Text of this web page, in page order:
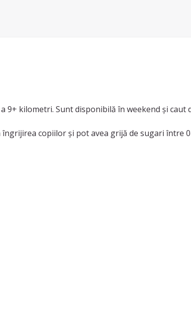
kilometri. Sunt disponibilă în weekend și caut
copiilor și pot avea grijă de sugari între
creative. Pictez, lucrez cu lutul si imi place sa ii